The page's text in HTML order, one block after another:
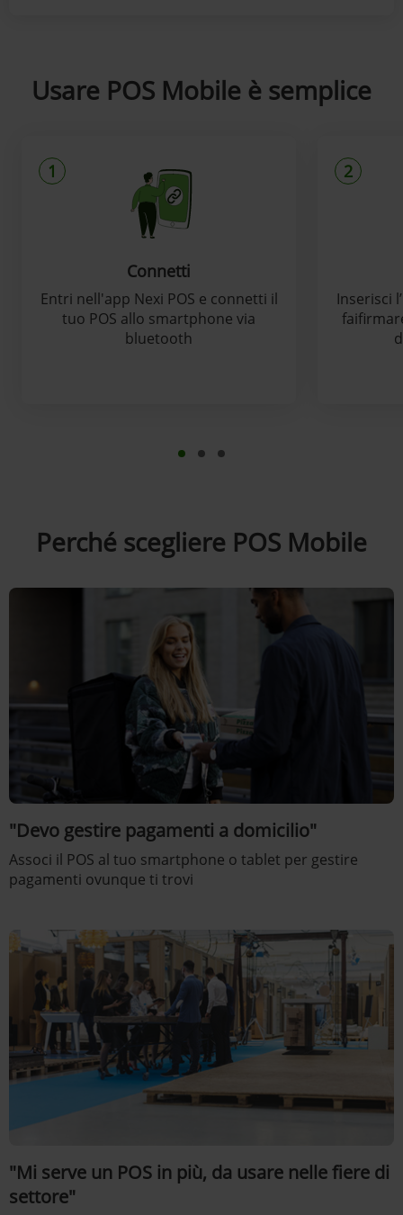
Usare POS Mobile è semplice
1
Connetti
Entri nell'app Nexi POS e connetti il
tuo POS allo smartphone via
bluetooth
2
Inserisci
Perché scegliere POS Mobile
"Devo gestire pagamenti a domicilio"
Associ il POS al tuo smartphone o tablet per gestire
pagamenti ovunque ti trovi
"Mi serve un POS in più, da usare nelle fiere di
settore"